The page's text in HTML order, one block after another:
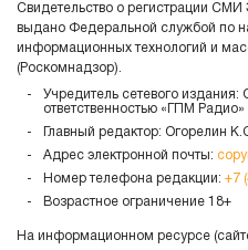
Свидетельство о регистрации
выдано Федеральной службой по
информационных технологий и
(Роскомнадзор).
Учредитель сетевого
ответственностью «ГПМ Радио»
Главный редактор: Огорелин
Адрес электронной почты:
Номер телефона редакции: +7
Возрастное ограничение 18+
На информационном ресурсе